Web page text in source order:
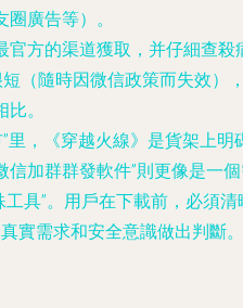
圈廣告等）。
官方的渠道獲取，并仔細查殺
（隨時因微信政策而失效）
。
里，《穿越火線》是貨架上明
信加群群發軟件”則更像是一
具”。用戶在下載前，必須清
實需求和安全意識做出判斷。